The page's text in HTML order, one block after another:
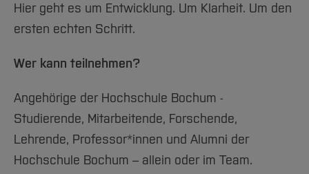
Hier geht es um Entwicklung. Um Klarheit. Um den
ersten echten Schritt.
Wer kann teilnehmen?
Angehörige der Hochschule Bochum -
Studierende, Mitarbeitende, Forschende,
Lehrende, Professor*innen und Alumni der
Hochschule Bochum – allein oder im Team.